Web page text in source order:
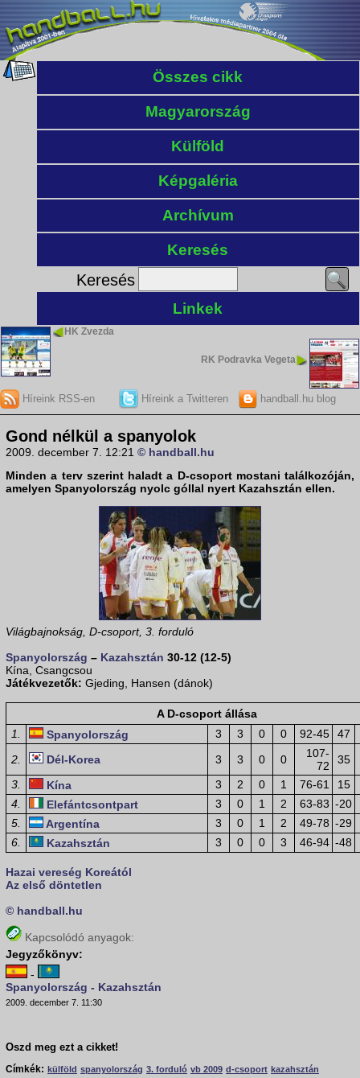
Összes cikk
Magyarország
Külföld
Képgaléria
Archívum
Keresés
Keresés
Linkek
HK Zvezda
RK Podravka Vegeta
Híreink RSS-en Híreink a Twitteren handball.hu blog
Gond nélkül a spanyolok
2009. december 7. 12:21 © handball.hu
Minden a terv szerint haladt a D-csoportmostani találkozóján,
amelyen Spanyolország nyolc góllal nyert Kazahsztán ellen.
Világbajnokság, D-csoport, 3. forduló
Spanyolország – Kazahsztán 30-12 (12-5)
Kína, Csangcsou
Játékvezetők: Gjeding, Hansen (dánok)
A D-csoport állása
1.
Spanyolország 3 3 0 0 92-45
47
2.
Dél-Korea 3 3 0 0
107-
72
35
3.
Kína 3 2 0 1 76-61
15
4.
Elefántcsontpart 3 0 1 2 63-83 -20
5.
Argentína 3 0 1 2 49-78 -29
6.
Kazahsztán 3 0 0 3 46-94 -48
Hazai vereség Koreától
Az első döntetlen
© handball.hu
Kapcsolódó anyagok:
Jegyzőkönyv:
-
Spanyolország - Kazahsztán
2009. december 7. 11:30
Oszd meg ezt a cikket!
Címkék: külföld spanyolország 3. forduló vb 2009 d-csoport kazahsztán